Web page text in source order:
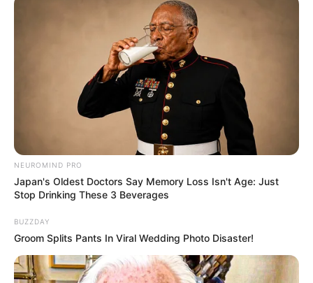
NEUROMIND PRO
Japan's Oldest Doctors Say Memory Loss Isn't Age: Just
Stop Drinking These 3 Beverages
BUZZDAY
Groom Splits Pants In Viral Wedding Photo Disaster!